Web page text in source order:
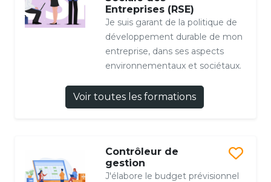
Entreprises (RSE)
Je suis garant de la politique de
développement durable de mon
entreprise, dans ses aspects
environnementaux et sociétaux.
Voir toutes les formations
Contrôleur de
gestion
J'élabore le budget prévisionnel